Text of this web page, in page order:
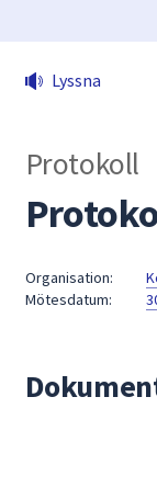
att
att
Lyssna
Protokoll
Organisation:
Mötesdatum: